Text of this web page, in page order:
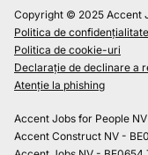
Copyright © 2025 Accent
Politica de confidențialitate
Politica de cookie-uri
Declarație de declinare a
Atenție la phishing
Accent Jobs for People
Accent Construct NV -